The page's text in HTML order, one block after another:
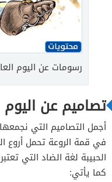
رسومات عن اليوم
تصاميم عن اليوم
أجمل التصاميم التي
في قمة الروعة تحمل أروع
الحبيبة لغة الضاد التي
كما يأتي: